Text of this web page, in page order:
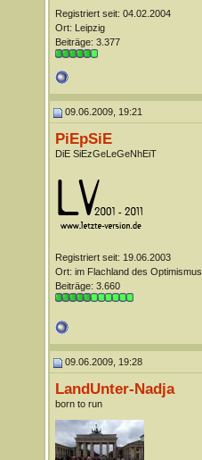
Registriert seit: 04.02.2004
Ort: Leipzig
Beiträge: 3.377
09.06.2009, 19:21
PiEpSiE
DiE SiEzGeLeGeNhEiT
Registriert seit: 19.06.2003
Ort: im Flachland des Optimismus
Beiträge: 3.660
09.06.2009, 19:28
LandUnter-Nadja
born to run